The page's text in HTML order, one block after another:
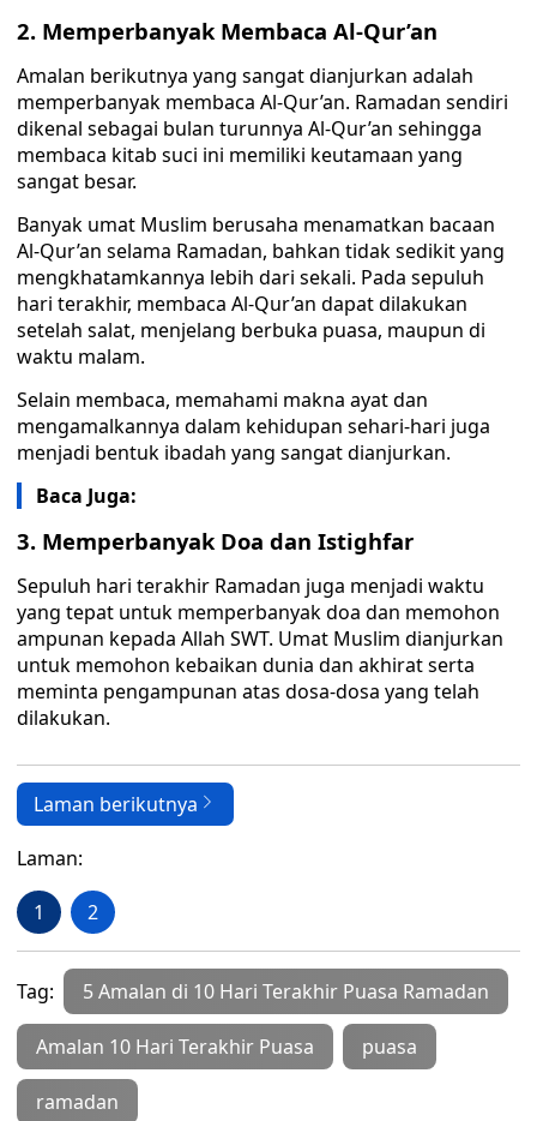
2. Memperbanyak Membaca Al-Qur’an
Amalan berikutnya yang sangat dianjurkan adalah
memperbanyak membaca Al-Qur’an. Ramadan sendiri
dikenal sebagai bulan turunnya Al-Qur’an sehingga
membaca kitab suci ini memiliki keutamaan yang
sangat besar.
Banyak umat Muslim berusaha menamatkan bacaan
Al-Qur’an selama Ramadan, bahkan tidak sedikit yang
mengkhatamkannya lebih dari sekali. Pada sepuluh
hari terakhir, membaca Al-Qur’an dapat dilakukan
setelah salat, menjelang berbuka puasa, maupun di
waktu malam.
Selain membaca, memahami makna ayat dan
mengamalkannya dalam kehidupan sehari-hari juga
menjadi bentuk ibadah yang sangat dianjurkan.
Baca Juga:
3. Memperbanyak Doa dan Istighfar
Sepuluh hari terakhir Ramadan juga menjadi waktu
yang tepat untuk memperbanyak doa dan memohon
ampunan kepada Allah SWT. Umat Muslim dianjurkan
untuk memohon kebaikan dunia dan akhirat serta
meminta pengampunan atas dosa-dosa yang telah
dilakukan.
Laman berikutnya
Laman:
1 2
Tag: 5 Amalan di 10 Hari Terakhir Puasa Ramadan
Amalan 10 Hari Terakhir Puasa puasa
ramadan